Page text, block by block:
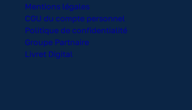
Mentions légales
CGU du compte personnel
Politique de confidentialité
Groupe Partnaire
Livret Digital